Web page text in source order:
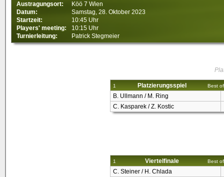
Austragungsort:
Köö 7 Wien
Datum:
Samstag, 28. Oktober 2023
Startzeit:
10:45 Uhr
Players' meeting:
10:15 Uhr
Turnierleitung:
Patrick Stegmeier
1 Platzierungsspiel Best
B. Ullmann / M. Ring
C. Kasparek / Z. Kostic
1 Viertelfinale Best
C. Steiner / H. Chlada